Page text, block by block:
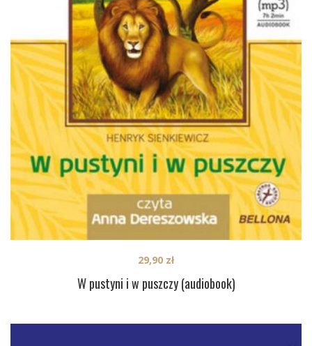
W pustyni i w puszczy (audiobook)
29,90 zł